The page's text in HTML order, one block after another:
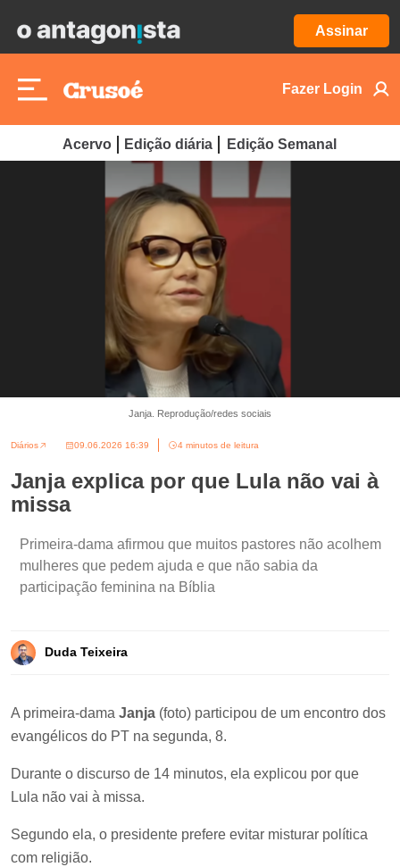
Assinar
Fazer Login
Acervo Edição diária Edição Semanal
Janja. Reprodução/redes sociais
Diários 09.06.2026 16:39 4 minutos de leitura
Janja explica por que Lula não vai à
missa
Primeira-dama afirmou que muitos pastores não acolhem
mulheres que pedem ajuda e que não sabia da
participação feminina na Bíblia
Duda Teixeira
A primeira-dama Janja (foto) participou de um encontro dos
evangélicos do PT na segunda, 8.
Durante o discurso de 14 minutos, ela explicou por que
Lula não vai à missa.
Segundo ela, o presidente prefere evitar misturar política
com religião.